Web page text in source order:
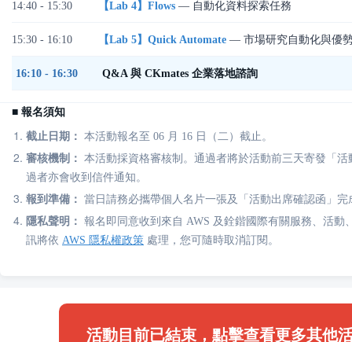
14:40 - 15:30 【Lab 4】Flows — 自動化資料探索任務
15:30 - 16:10 【Lab 5】Quick Automate — 市場研究自動化與優
16:10 - 16:30 Q&A 與 CKmates 企業落地諮詢
■ 報名須知
截止日期： 本活動報名至 06 月 16 日（二）截止。
審核機制： 本活動採資格審核制。通過者將於活動前三天寄發「
過者亦會收到信件通知。
報到準備： 當日請務必攜帶個人名片一張及「活動出席確認函」完
隱私聲明： 報名即同意收到來自 AWS 及銓鍇國際有關服務、活動
訊將依 AWS 隱私權政策 處理，您可隨時取消訂閱。
活動目前已結束，點擊查看更多其他